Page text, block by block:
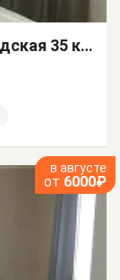
2х-комнатная квартира Рыбзаводская 35 кв 1
в августе
от 6000₽